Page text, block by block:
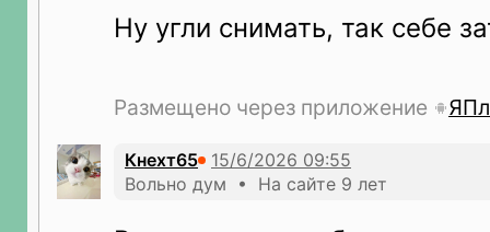
Ну угли снимать, так себе
Размещено через приложение
Кнехт65
Вольно дум • На сайте 9 лет